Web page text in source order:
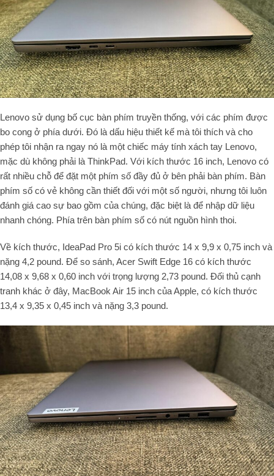
Lenovo sử dụng bố cục bàn phím truyền thống, với các phím được
bo cong ở phía dưới. Đó là dấu hiệu thiết kế mà tôi thích và cho
phép tôi nhận ra ngay nó là một chiếc máy tính xách tay Lenovo,
mặc dù không phải là ThinkPad. Với kích thước 16 inch, Lenovo có
rất nhiều chỗ để đặt một phím số đầy đủ ở bên phải bàn phím. Bàn
phím số có vẻ không cần thiết đối với một số người, nhưng tôi luôn
đánh giá cao sự bao gồm của chúng, đặc biệt là để nhập dữ liệu
nhanh chóng. Phía trên bàn phím số có nút nguồn hình thoi.
Về kích thước, IdeaPad Pro 5i có kích thước 14 x 9,9 x 0,75 inch và
nặng 4,2 pound. Để so sánh, Acer Swift Edge 16 có kích thước
14,08 x 9,68 x 0,60 inch với trọng lượng 2,73 pound. Đối thủ cạnh
tranh khác ở đây, MacBook Air 15 inch của Apple, có kích thước
13,4 x 9,35 x 0,45 inch và nặng 3,3 pound.